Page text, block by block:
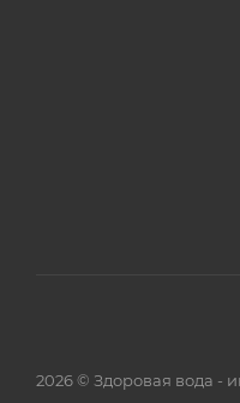
2026 © Здоровая вода -